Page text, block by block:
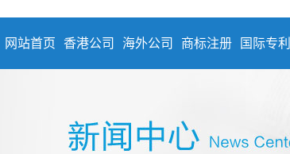
网站首页 香港公司 海外公司 商标注册 国际专利